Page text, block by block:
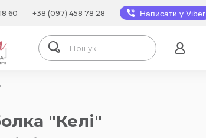
60 +38 (097) 458 78 28 Написати у Viber
"Келі"